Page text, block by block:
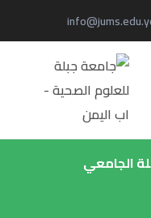
الجامعي